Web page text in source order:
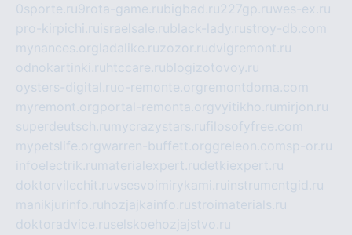
0sporte.ru9rota-game.rubigbad.ru227gp.ruwes-ex.ru
pro-kirpichi.ru israelsale.rublack-lady.rustroy-db.com
mynances.org ladalike.ruzozor.rudvigremont.ru
odnokartinki.ru htccare.rublogizotovoy.ru
oysters-digital.ruo-remonte.org remontdoma.com
myremont.org portal-remonta.orgvyitikho.ru mirjon.ru
superdeutsch.ru mycrazystars.rufilosofyfree.com
mypetslife.orgwarren-buffett.orggreleon.comsp-or.ru
infoelectrik.ru materialexpert.rudetkiexpert.ru
doktorvilechit.ruvsesvoimirykami.ru instrumentgid.ru
manikjurinfo.ru hozjajkainfo.rustroimaterials.ru
doktoradvice.ruselskoehozjajstvo.ru